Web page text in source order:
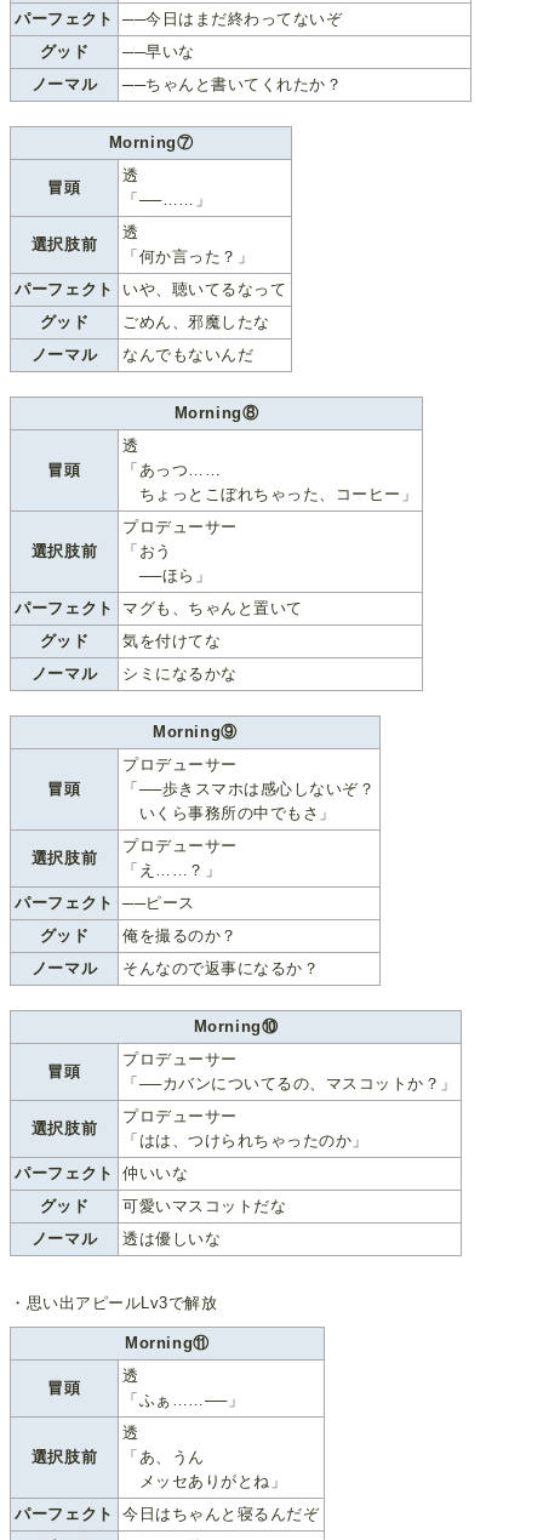
パーフェクト
──今日はまだ終わってないぞ
グッド
──早いな
ノーマル
──ちゃんと書いてくれたか？
Morning⑦
冒頭
透
「──……」
選択肢前
透
「何か言った？」
パーフェクト
いや、聴いてるなって
グッド
ごめん、邪魔したな
ノーマル
なんでもないんだ
Morning⑧
冒頭
透
「あっつ……
ちょっとこぼれちゃった、コーヒー」
選択肢前
プロデューサー
「おう
──ほら」
パーフェクト
マグも、ちゃんと置いて
グッド
気を付けてな
ノーマル
シミになるかな
Morning⑨
冒頭
プロデューサー
「──歩きスマホは感心しないぞ？
いくら事務所の中でもさ」
選択肢前
プロデューサー
「え……？」
パーフェクト
──ピース
グッド
俺を撮るのか？
ノーマル
そんなので返事になるか？
Morning⑩
冒頭
プロデューサー
「──カバンについてるの、マスコットか？」
選択肢前
プロデューサー
「はは、つけられちゃったのか」
パーフェクト
仲いいな
グッド
可愛いマスコットだな
ノーマル
透は優しいな
・思い出アピールLv3で解放
Morning⑪
冒頭
透
「ふぁ……──」
選択肢前
透
「あ、うん
メッセありがとね」
パーフェクト
今日はちゃんと寝るんだぞ